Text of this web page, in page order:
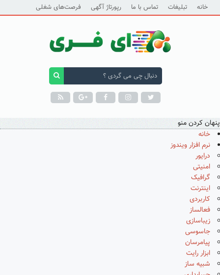
خانه تبلیغات تماس با ما رپورتاژ آگهی فرصت‌های شغلی
پنهان کردن منو
خانه
نرم افزار ویندوز
درایور
امنیتی
گرافیک
اینترنت
کاربردی
فعالساز
زیباسازی
جاسوسی
پیامرسان
ابزار رایت
شبیه ساز